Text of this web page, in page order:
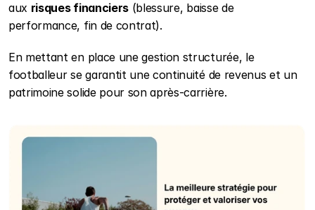
aux risques financiers (blessure, baisse de
performance, fin de contrat).
En mettant en place une gestion structurée, le
footballeur se garantit une continuité de revenus et un
patrimoine solide pour son après-carrière.